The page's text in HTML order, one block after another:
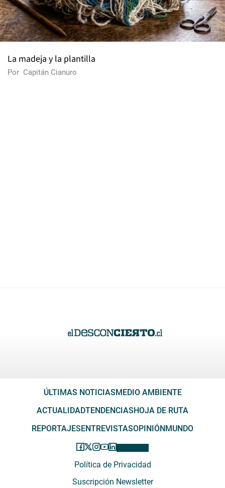
La madeja y la plantilla
Por Capitán Cianuro
ÚLTIMAS NOTICIASMEDIO AMBIENTE
ACTUALIDADTENDENCIASHOJA DE RUTA
REPORTAJESENTREVISTASOPINIÓNMUNDO
Política de Privacidad
Suscripción Newsletter